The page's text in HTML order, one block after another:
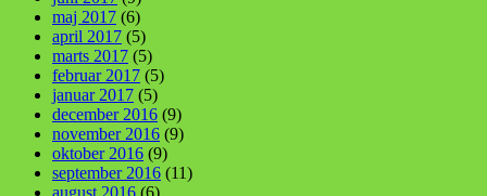
maj 2017 (6)
april 2017 (5)
marts 2017 (5)
februar 2017 (5)
januar 2017 (5)
december 2016 (9)
november 2016 (9)
oktober 2016 (9)
september 2016 (11)
august 2016 (6)